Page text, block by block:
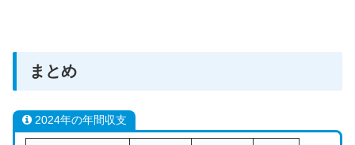
まとめ
2024年の年間収支